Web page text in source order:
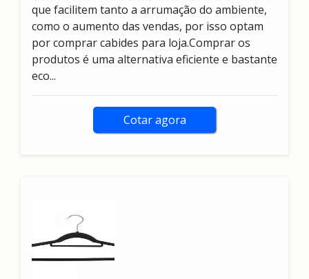
que facilitem tanto a arrumação do ambiente,
como o aumento das vendas, por isso optam
por comprar cabides para loja.Comprar os
produtos é uma alternativa eficiente e bastante
eco...
Cotar agora